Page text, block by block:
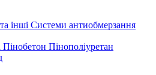
інші Системи антиобмерзання
Пінобетон Пінополіуретан